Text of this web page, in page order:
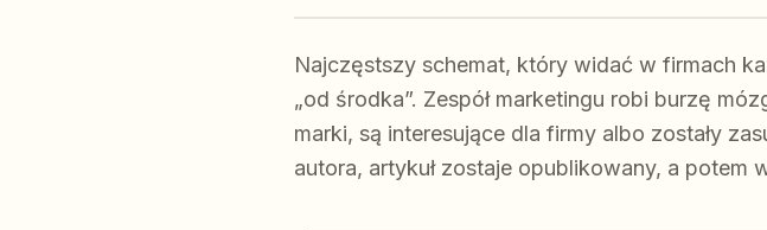
Najczęstszy schemat, który widać w firmach
„od środka”. Zespół marketingu robi burzę
marki, są interesujące dla firmy albo zostały
autora, artykuł zostaje opublikowany, a